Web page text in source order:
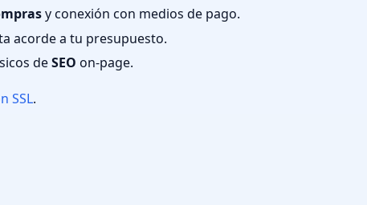
y conexión con medios de pago.
acorde a tu presupuesto.
deSEO on-page.
SSL.